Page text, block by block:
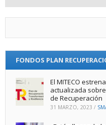
FONDOS PLAN
El MITECO
actualizada
de Recuperación
31 MARZO, 2023 /